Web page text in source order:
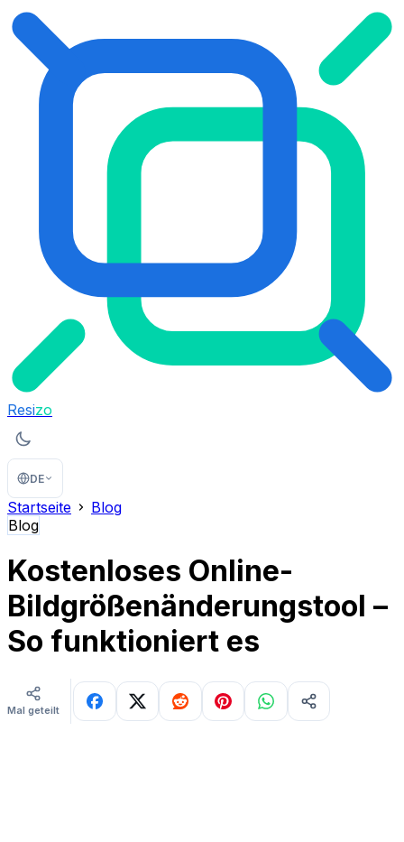
Resizo
DE
Startseite
Blog
Blog
Kostenloses Online-
Bildgrößenänderungstool –
So funktioniert es
Mal geteilt